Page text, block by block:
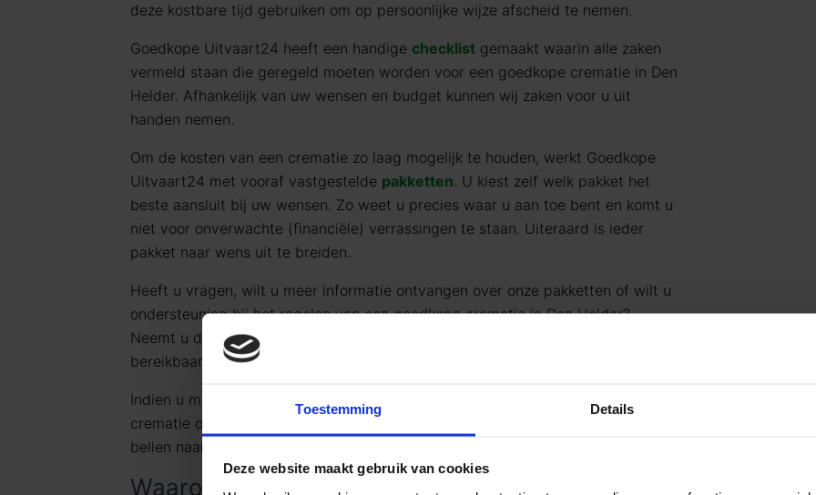
Toestemming Details
Deze website maakt gebruik van cookies
deze kostbare tijd gebruiken om op persoonlijke wijze afscheid te nemen.
Goedkope Uitvaart24 heeft een handige checklist gemaakt waarin alle zaken
vermeld staan die geregeld moeten worden voor een goedkope crematie in Den
Helder. Afhankelijk van uw wensen en budget kunnen wij zaken voor u uit
handen nemen.
Om de kosten van een crematie zo laag mogelijk te houden, werkt Goedkope
Uitvaart24 met vooraf vastgestelde pakketten. U kiest zelf welk pakket het
beste aansluit bij uw wensen. Zo weet u precies waar u aan toe bent en komt u
niet voor onverwachte (financiële) verrassingen te staan. Uiteraard is ieder
pakket naar wens uit te breiden.
Heeft u vragen, wilt u meer informatie ontvangen over onze pakketten of wilt u
ondersteuning bij het regelen van een goedkope crematie in Den Helder?
Neemt u dan gerust contact met ons op. Goedkope Uitvaart24 is 24/7
bereikbaar op telefoonnummer
Indien u meer informatie wilt ontvangen over het regelen van een uitvaart
crematie of
bellen naar
Waarom voor Goedkope Uitvaart24 kiezen?